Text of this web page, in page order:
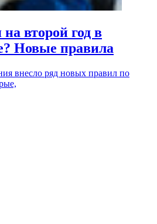
второй год в
Новые правила
внесло ряд новых правил по